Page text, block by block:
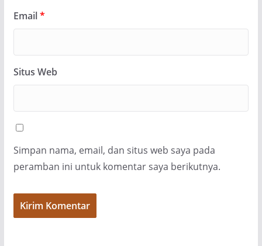
Email*
Situs Web
Simpan nama, email, dan situs web saya pada
peramban ini untuk komentar saya berikutnya.